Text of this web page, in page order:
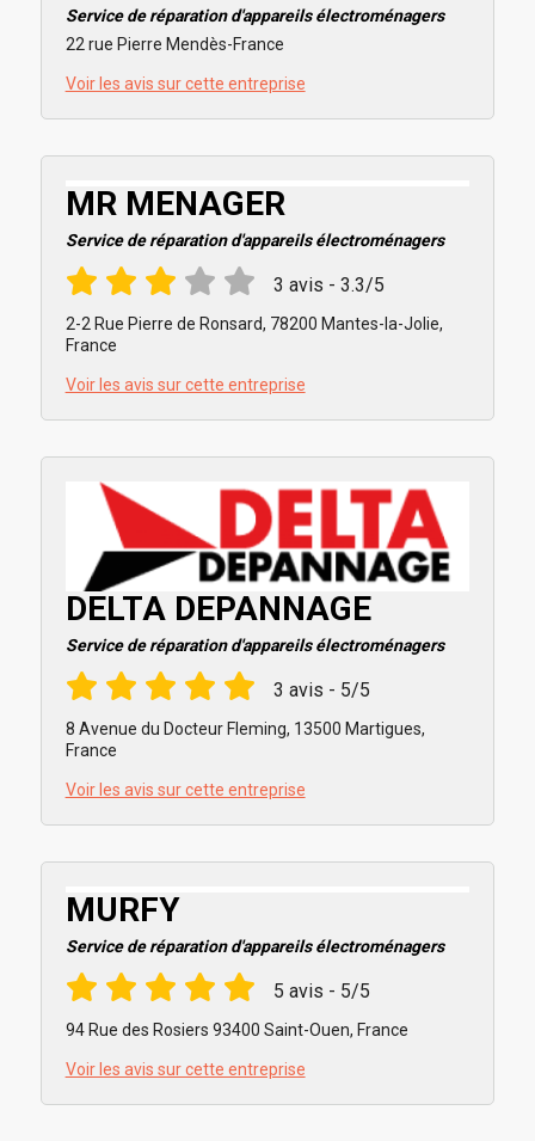
Service de réparation d'appareils électroménagers
22 rue Pierre Mendès-France
Voir les avis sur cette entreprise
MR MENAGER
Service de réparation d'appareils électroménagers
3 avis - 3.3/5
2-2 Rue Pierre de Ronsard, 78200 Mantes-la-Jolie,
France
Voir les avis sur cette entreprise
DELTA DEPANNAGE
Service de réparation d'appareils électroménagers
3 avis - 5/5
8 Avenue du Docteur Fleming, 13500 Martigues,
France
Voir les avis sur cette entreprise
MURFY
Service de réparation d'appareils électroménagers
5 avis - 5/5
94 Rue des Rosiers 93400 Saint-Ouen, France
Voir les avis sur cette entreprise